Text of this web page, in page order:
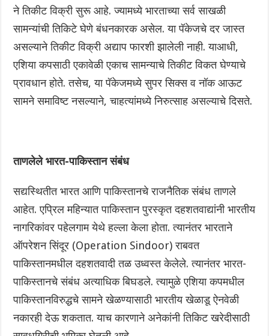
ने तिकीट विक्री सुरू आहे. ज्यामध्ये भारताच्या सर्व साखळी
सामन्यांची तिकिटे घेणे बंधनकारक असेल. या पॅकेजचे दर जास्त
असल्याने तिकीट विक्री अद्याप फारशी झालेली नाही. याआधी,
एशिया कपसाठी एकावेळी एकाच सामन्याचे तिकीट विकत घेण्याचे
प्रावधान होते. तसेच, या पॅकेजमध्ये सुपर सिक्स व नॉक आऊट
सामने समाविष्ट नसल्याने, चाहत्यांमध्ये निरुत्साह असल्याचे दिसते.
ताणलेले भारत-पाकिस्तान संबंध
सद्यस्थितीत भारत आणि पाकिस्तानचे राजनैतिक संबंध ताणले
आहेत. एप्रिल महिन्यात पाकिस्तान पुरस्कृत दहशतवाद्यांनी भारतीय
नागरिकांवर पहेलगाम येथे हल्ला केला होता. त्यानंतर भारताने
ऑपरेशन सिंदूर (Operation Sindoor) राबवत
पाकिस्तानमधील दहशतवादी तळ उध्वस्त केलेले. त्यानंतर भारत-
पाकिस्तानचे संबंध अत्याधिक बिघडले. त्यामुळे एशिया कपमधील
पाकिस्तानविरुद्धचे सामने खेळण्यासाठी भारतीय खेळाडू ऐनवेळी
नकारही देऊ शकतात. याच कारणाने अनेकांनी तिकिट खरेदीसाठी